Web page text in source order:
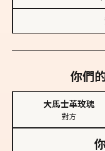
你們
大馬士革玫瑰
對方